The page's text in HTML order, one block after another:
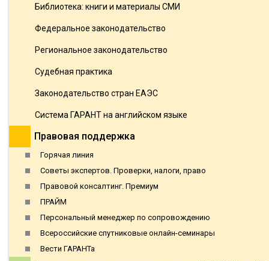
Библиотека: книги и материалы СМИ
Федеральное законодательство
Региональное законодательство
Судебная практика
Законодательство стран ЕАЭС
Система ГАРАНТ на английском языке
Правовая поддержка
Горячая линия
Советы экспертов. Проверки, налоги, право
Правовой консалтинг. Премиум
ПРАЙМ
Персональный менеджер по сопровождению
Всероссийские спутниковые онлайн-семинары
Вести ГАРАНТа